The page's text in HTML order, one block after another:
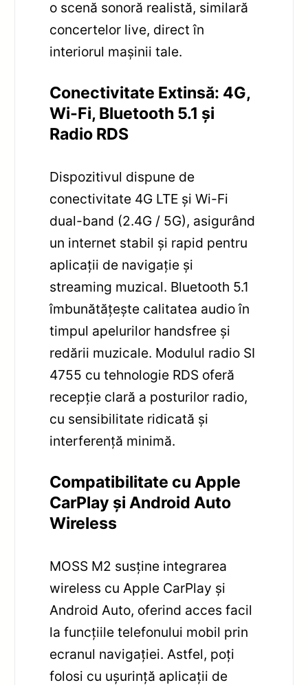
o scenă sonoră realistă, similară
concertelor live, direct în
interiorul mașinii tale.
Conectivitate Extinsă: 4G,
Wi-Fi, Bluetooth 5.1 și
Radio RDS
Dispozitivul dispune de
conectivitate 4G LTE și Wi-Fi
dual-band (2.4G / 5G), asigurând
un internet stabil și rapid pentru
aplicații de navigație și
streaming muzical. Bluetooth 5.1
îmbunătățește calitatea audio în
timpul apelurilor handsfree și
redării muzicale. Modulul radio SI
4755 cu tehnologie RDS oferă
recepție clară a posturilor radio,
cu sensibilitate ridicată și
interferență minimă.
Compatibilitate cu Apple
CarPlay și Android Auto
Wireless
MOSS M2 susține integrarea
wireless cu Apple CarPlay și
Android Auto, oferind acces facil
la funcțiile telefonului mobil prin
ecranul navigației. Astfel, poți
folosi cu ușurință aplicații de